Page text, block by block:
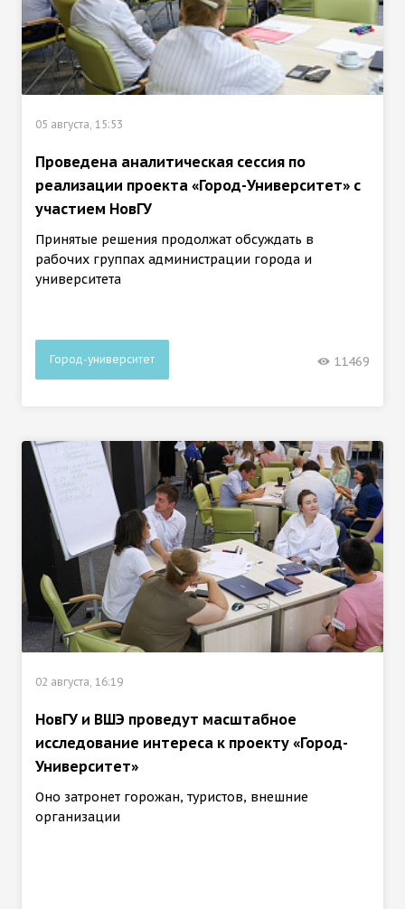
05 августа, 15:53
Проведена аналитическая сессия по
реализации проекта «Город-Университет» с
участием НовГУ
Принятые решения продолжат обсуждать в
рабочих группах администрации города и
университета
Город-университет 11469
02 августа, 16:19
НовГУ и ВШЭ проведут масштабное
исследование интереса к проекту «Город-
Университет»
Оно затронет горожан, туристов, внешние
организации